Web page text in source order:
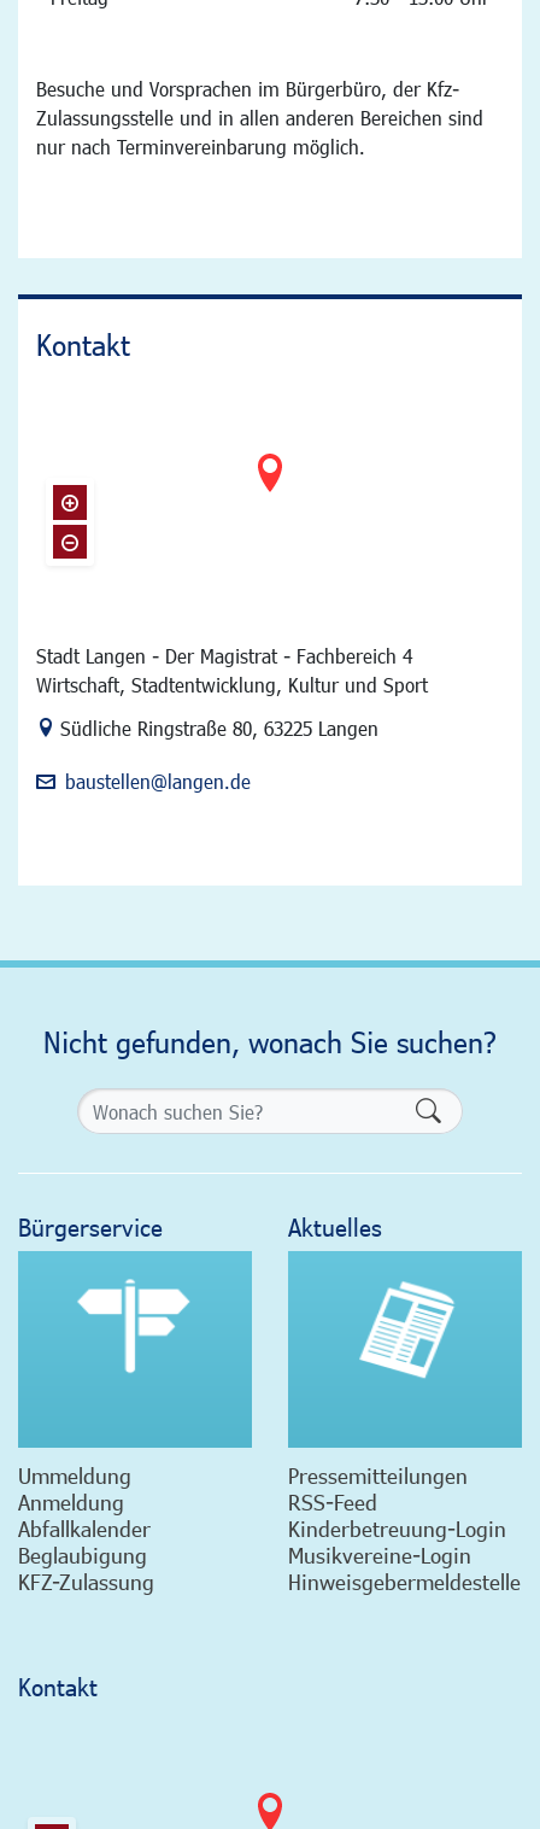
Besuche und Vorsprachen im Bürgerbüro, der Kfz-
Zulassungsstelle und in allen anderen Bereichen sind
nur nach Terminvereinbarung möglich.
Kontakt
Stadt Langen - Der Magistrat - Fachbereich 4
Wirtschaft, Stadtentwicklung, Kultur und Sport
Link zur Google-Maps Navigation
Südliche Ringstraße 80, 63225 Langen
baustellen@langen.de
Nicht gefunden, wonach Sie suchen?
Bürgerservice
Ummeldung
Anmeldung
Abfallkalender
Beglaubigung
KFZ-Zulassung
Aktuelles
Pressemitteilungen
RSS-Feed
Kinderbetreuung-Login
Musikvereine-Login
Hinweisgebermeldestelle
Kontakt